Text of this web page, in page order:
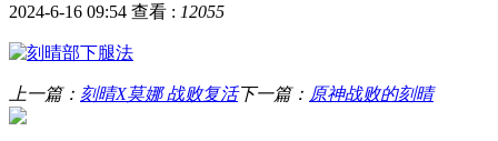
2024-6-16 09:54 查看 : 12055
上一篇： 刻晴X莫娜 战败复活下一篇： 原神战败的刻晴